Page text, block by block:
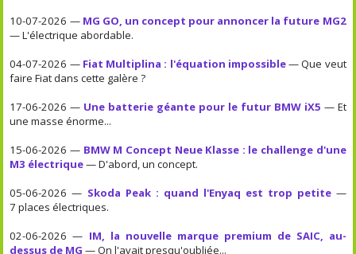
10-07-2026 — MG GO, un concept pour annoncer la future MG2
— L'électrique abordable.
04-07-2026 — Fiat Multiplina : l'équation impossible— Que veut
faire Fiat dans cette galère ?
17-06-2026 — Une batterie géante pour le futur BMW iX5 — Et
une masse énorme...
15-06-2026 — BMW M Concept Neue Klasse : le challenge d'une
M3 électrique— D'abord, un concept.
05-06-2026 — Skoda Peak : quand l'Enyaq est trop petite—
7 places électriques.
02-06-2026 — IM, la nouvelle marque premium de SAIC, au-
dessus de MG — On l'avait presqu'oubliée...